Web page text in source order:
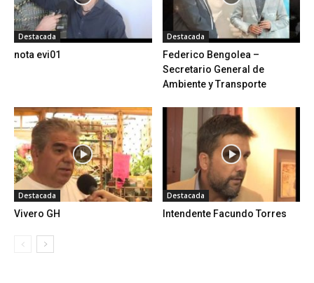
Destacada
nota evi01
Destacada
Federico Bengolea –
Secretario General de
Ambiente y Transporte
Destacada
Vivero GH
Destacada
Intendente Facundo Torres